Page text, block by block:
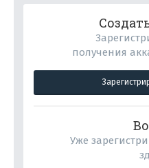
получения
Уже